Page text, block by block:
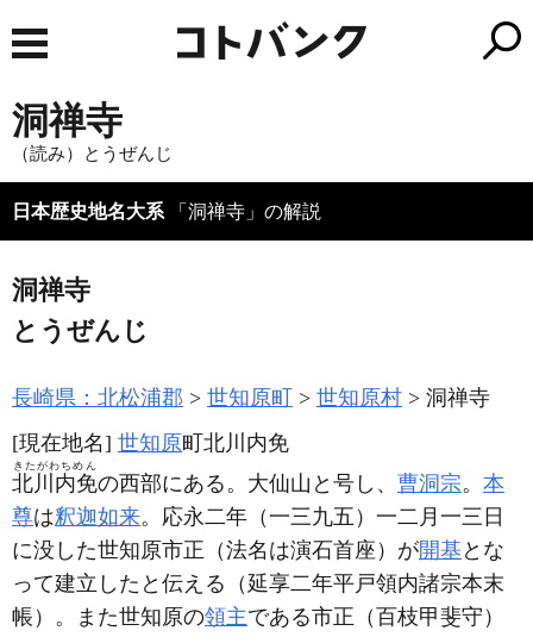
洞禅寺
（読み）とうぜんじ
日本歴史地名大系 「洞禅寺」の解説
洞禅寺
とうぜんじ
長崎県：北松浦郡 世知原町 世知原村
洞禅寺
[現在地名] 世知原町北川内免
北川内免
きたがわちめん
の西部にある。大仙山と号し、 曹洞宗。 本
尊は釈迦如来。応永二年 （一三九五） 一二月一三日
に没した世知原市正 （法名は演石首座） が開基 とな
って建立したと伝える （延享二年平戸領内諸宗本末
帳） 。また世知原の領主である市正 （百枝甲斐守）